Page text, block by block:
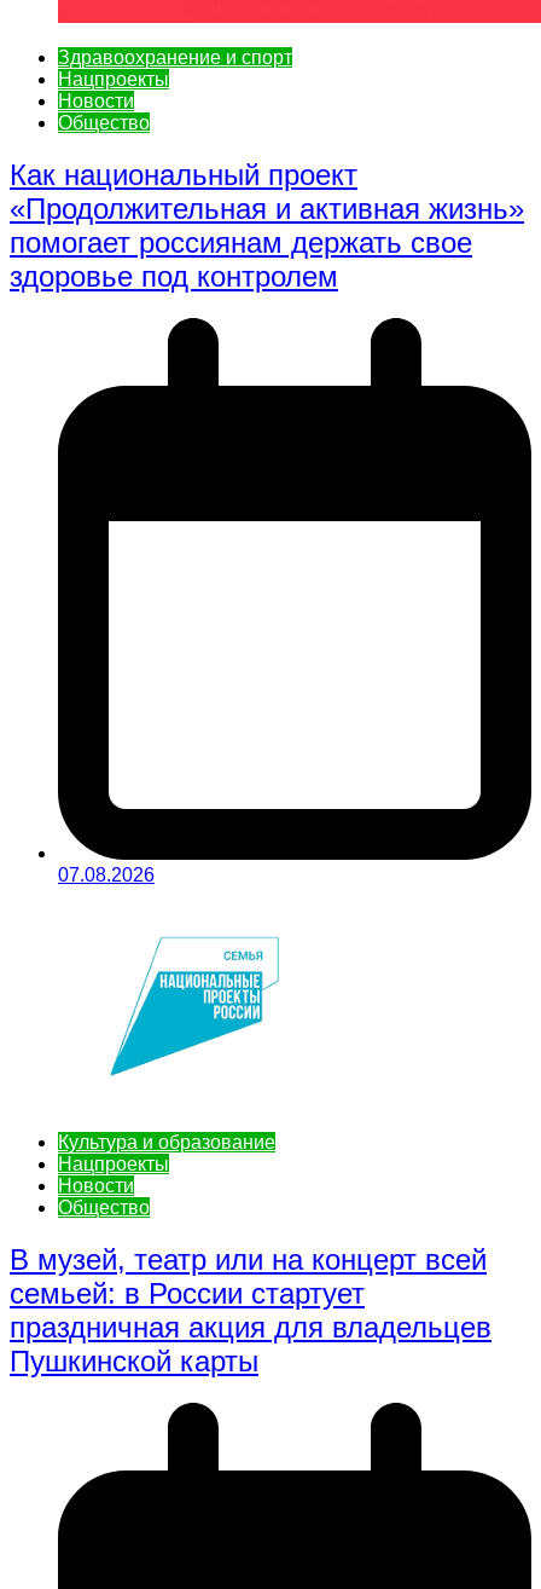
Здравоохранение и спорт
Нацпроекты
Новости
Общество
Как национальный проект
«Продолжительная и активная жизнь»
помогает россиянам держать свое
здоровье под контролем
07.08.2026
Культура и образование
Нацпроекты
Новости
Общество
В музей, театр или на концерт всей
семьей: в России стартует
праздничная акция для владельцев
Пушкинской карты